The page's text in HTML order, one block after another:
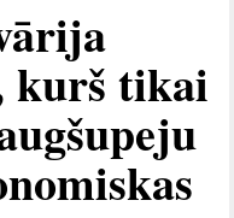
kurš tikai